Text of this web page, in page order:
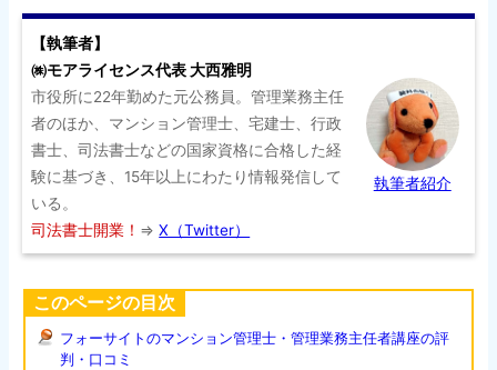
【執筆者】
㈱モアライセンス代表 大西雅明
市役所に22年勤めた元公務員。管理業務主任
者のほか、マンション管理士、宅建士、行政
書士、司法書士などの国家資格に合格した経
験に基づき、15年以上にわたり情報発信して
いる。
司法書士開業！ ⇒X（Twitter）
執筆者紹介
このページの目次
フォーサイトのマンション管理士・管理業務主任者講座の評
判・口コミ